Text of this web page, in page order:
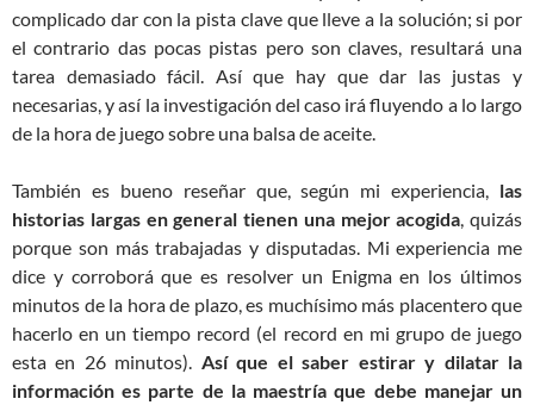
complicado dar con la pista clave que lleve a la solución; si por
el contrario das pocas pistas pero son claves, resultará una
tarea demasiado fácil. Así que hay que dar las justas y
necesarias, y así la investigación del caso irá fluyendo a lo largo
de la hora de juego sobre una balsa de aceite.
También es bueno reseñar que, según mi experiencia, las
historias largas en general tienen una mejor acogida, quizás
porque son más trabajadas y disputadas. Mi experiencia me
dice y corroborá que es resolver un Enigma en los últimos
minutos de la hora de plazo, es muchísimo más placentero que
hacerlo en un tiempo record (el record en mi grupo de juego
esta en 26 minutos). Así que el saber estirar y dilatar la
información es parte de la maestría que debe manejar un